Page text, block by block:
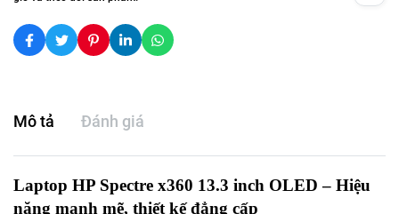
Mô tả Đánh giá
Laptop HP Spectre x360 13.3 inch OLED – Hiệu
năng mạnh mẽ, thiết kế đẳng cấp